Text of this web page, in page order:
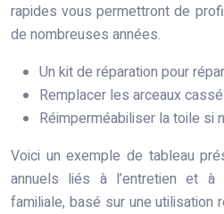
rapides vous permettront de
de nombreuses années.
Un kit de réparation pour
Remplacer les arceaux
Réimperméabiliser la toile si
Voici un exemple de tableau
annuels liés à l’entretien et à
familiale, basé sur une utilisation